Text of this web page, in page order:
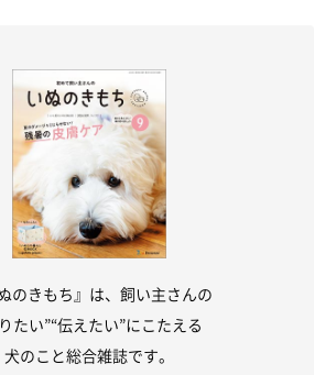
ぬのきもち』は、飼い主さんの
たい”“伝えたい”にこたえる
犬のこと総合雑誌です。